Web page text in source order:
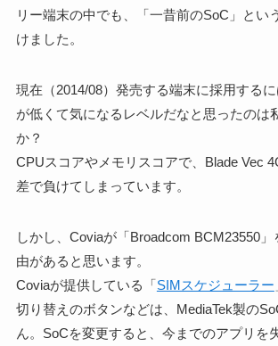
リー端末の中でも、「一昔前のSoC」とい
けました。
現在（2014/08）発売する端末に採用する
が低くて気になるレベルだなと思ったのは
か？
CPUスコアやメモリスコアで、Blade Vec
差で負けてしまっています。
しかし、Coviaが「Broadcom BCM23550
由があると思います。
Coviaが提供している「SIMスケジューラー
切り替えのボタンなどは、MediaTek製の
ん。SoCを変更すると、今までのアプリを